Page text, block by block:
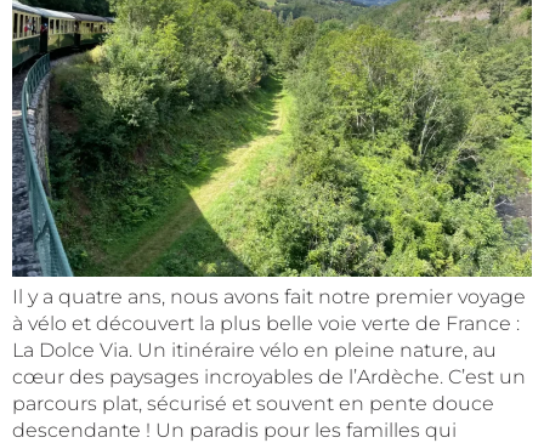
Il y a quatre ans, nous avons fait notre premier voyage
à vélo et découvert la plus belle voie verte de France :
La Dolce Via. Un itinéraire vélo en pleine nature, au
cœur des paysages incroyables de l’Ardèche. C’est un
parcours plat, sécurisé et souvent en pente douce
descendante ! Un paradis pour les familles qui